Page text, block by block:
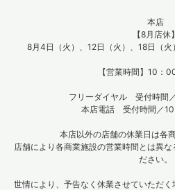
本店
【8月店休】
8月4日（火）、12日（火）、18日（火
【営業時間】10：
フリーダイヤル 受付時間
本店電話 受付時間／
本店以外の店舗の休業日は各
店舗により各商業施設の営業時間とは異
ださい。
世情により、予告なく休業させていただ